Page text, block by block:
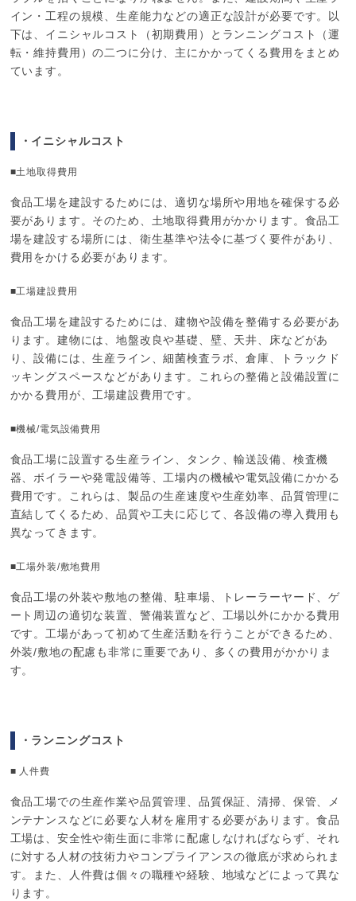
イン・工程の規模、生産能力などの適正な設計が必要です。以
下は、イニシャルコスト（初期費用）とランニングコスト（運
転・維持費用）の二つに分け、主にかかってくる費用をまとめ
ています。
・イニシャルコスト
■土地取得費用
食品工場を建設するためには、適切な場所や用地を確保する必
要があります。そのため、土地取得費用がかかります。食品工
場を建設する場所には、衛生基準や法令に基づく要件があり、
費用をかける必要があります。
■工場建設費用
食品工場を建設するためには、建物や設備を整備する必要があ
ります。建物には、地盤改良や基礎、壁、天井、床などがあ
り、設備には、生産ライン、細菌検査ラボ、倉庫、トラックド
ッキングスペースなどがあります。これらの整備と設備設置に
かかる費用が、工場建設費用です。
■機械/電気設備費用
食品工場に設置する生産ライン、タンク、輸送設備、検査機
器、ボイラーや発電設備等、工場内の機械や電気設備にかかる
費用です。これらは、製品の生産速度や生産効率、品質管理に
直結してくるため、品質や工夫に応じて、各設備の導入費用も
異なってきます。
■工場外装/敷地費用
食品工場の外装や敷地の整備、駐車場、トレーラーヤード、ゲ
ート周辺の適切な装置、警備装置など、工場以外にかかる費用
です。工場があって初めて生産活動を行うことができるため、
外装/敷地の配慮も非常に重要であり、多くの費用がかかりま
す。
・ランニングコスト
■ 人件費
食品工場での生産作業や品質管理、品質保証、清掃、保管、メ
ンテナンスなどに必要な人材を雇用する必要があります。食品
工場は、安全性や衛生面に非常に配慮しなければならず、それ
に対する人材の技術力やコンプライアンスの徹底が求められま
す。また、人件費は個々の職種や経験、地域などによって異な
ります。